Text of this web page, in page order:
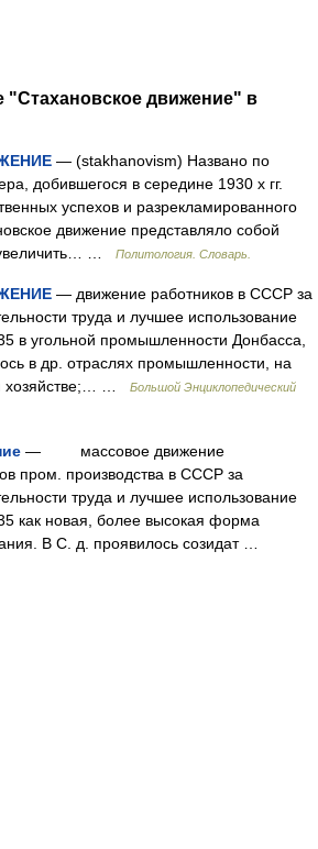
"Стахановское движение" в
— (stakhanovism) Названо по
добившегося в середине 1930 х гг.
успехов и разрекламированного
движение представляло собой
…
Политология. Словарь.
— движение работников в СССР за
труда и лучшее использование
в угольной промышленности Донбасса,
в др. отраслях промышленности, на
хозяйстве;… …
Большой Энциклопедический
— массовое движение
пром. производства в CCCP за
труда и лучшее использование
как новая, более высокая форма
B C. д. проявилось созидат …